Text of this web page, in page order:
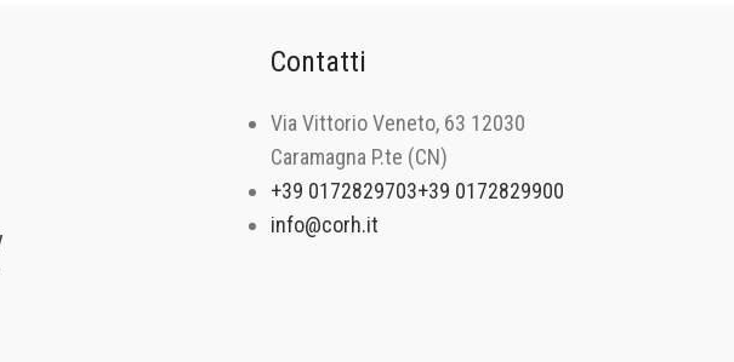
Contatti
Via Vittorio Veneto, 63 12030
Caramagna P.te (CN)
+39 0172829703+39 0172829900
info@corh.it